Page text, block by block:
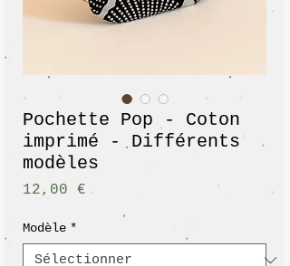
Pochette Pop - Coton
imprimé - Différents
modèles
12,00 € Prix
Modèle *